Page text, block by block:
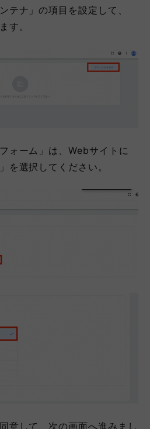
テナ」の項目を設定して、
す。
ォーム」は、Webサイトに
を選択してください。
意して、次の画面へ進みまし